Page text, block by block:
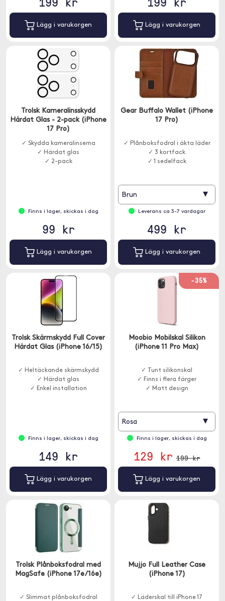
Lägg i varukorgen Lägg i varukorgen
Trolsk Kameralinsskydd
Härdat Glas - 2-pack (iPhone
17 Pro)
✓ Skydda kameralinserna
✓ Härdat glas
✓ 2-pack
Finns i lager, skickas i dag
99 kr
Lägg i varukorgen
Gear Buffalo Wallet (iPhone
17 Pro)
✓ Plånboksfodral i äkta läder
✓ 3 kortfack
✓ 1 sedelfack
Brun ▾
Leverans ca 3-7 vardagar
499 kr
Lägg i varukorgen
Trolsk Skärmskydd Full Cover
Härdat Glas (iPhone 16/15)
✓ Heltäckande skärmskydd
✓ Härdat glas
✓ Enkel installation
Finns i lager, skickas i dag
149 kr
Lägg i varukorgen
-35%
Moobio Mobilskal Silikon
(iPhone 11 Pro Max)
✓ Tunt silikonskal
✓ Finns i flera färger
✓ Matt design
Rosa ▾
Finns i lager, skickas i dag
129 kr 199 kr
Lägg i varukorgen
Trolsk Plånboksfodral med
MagSafe (iPhone 17e/16e)
✓ Slimmat plånboksfodral
Mujjo Full Leather Case
(iPhone 17)
✓ Läderskal till iPhone 17